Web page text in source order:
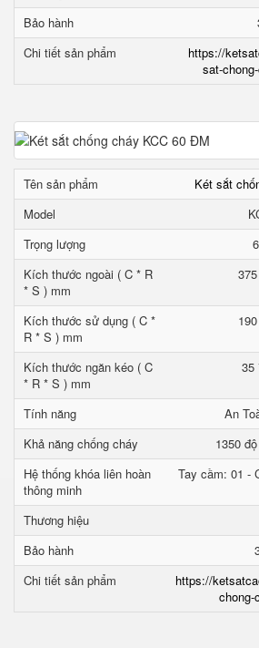
Bảo hành
Chi tiết sản phẩm
https://
sat-
Tên sản phẩm
Két sắt
Model
Trọng lượng
Kích thước ngoài ( C * R
* S ) mm
Kích thước sử dụng ( C *
R * S ) mm
Kích thước ngăn kéo ( C
* R * S ) mm
35
Tính năng
An
Khả năng chống cháy
1350
Hệ thống khóa liên hoàn
thông minh
Tay cầm: 01 -
Thương hiệu
Bảo hành
Chi tiết sản phẩm
https://
chong-